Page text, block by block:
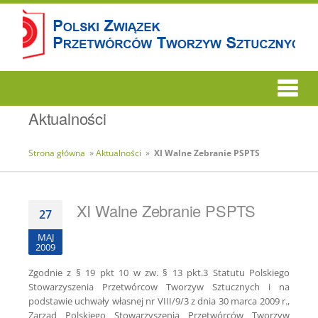
Aktualności
Strona główna »Aktualności » XI Walne Zebranie PSPTS
27
MAJ
2009
XI Walne Zebranie PSPTS
Zgodnie z § 19 pkt 10 w zw. § 13 pkt.3 Statutu Polskiego
Stowarzyszenia Przetwórcow Tworzyw Sztucznych i na
podstawie uchwały własnej nr VIII/9/3 z dnia 30 marca 2009 r.,
Zarząd Polskiego Stowarzyszenia Przetwórców Tworzyw